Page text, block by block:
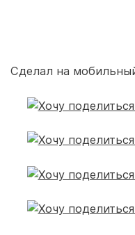
Сделал на